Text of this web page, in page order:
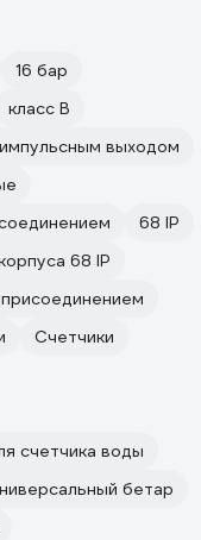
16 бар
класс В
выходом
68 IP
68 IP
Счетчики
счетчика воды
бетар